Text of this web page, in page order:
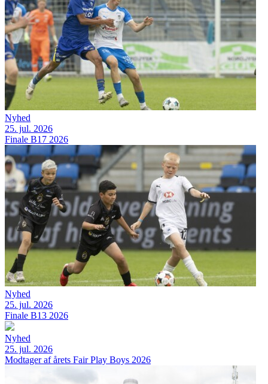
Nyhed
25. jul. 2026
Finale B17 2026
Nyhed
25. jul. 2026
Finale B13 2026
Nyhed
25. jul. 2026
Modtager af årets Fair Play Boys 2026